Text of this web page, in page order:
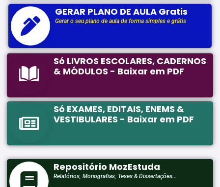
GERAR PLANO DE AULA Gratis
Gerar o seu plano de aula de forma simples e grátis
Só LIVROS ESCOLARES, CADERNOS
& MÓDULOS - Baixar em PDF
Só EXAMES, EDITAIS, ENEMS &
VESTIBULARES - Baixar em PDF
Repositório MozEstuda
Relatórios, Monografias, Teses & Dissertações...